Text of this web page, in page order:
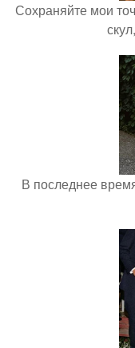
Сохраняйте мои
В последнее